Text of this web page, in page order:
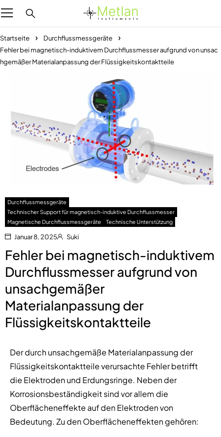
Startseite
Durchflussmessgeräte
Fehler bei magnetisch-induktivem Durchflussmesser aufgrund von unsac
hgemäßer Materialanpassung der Flüssigkeitskontaktteile
Durchflussmessgeräte
Technischer Support für magnetisch-induktive Durchflussmesser
Magnetische Durchflussmessgeräte
Technische Unterstützung
Januar 8, 2025 Suki
Fehler bei magnetisch-induktivem
Durchflussmesser aufgrund von
unsachgemäßer
Materialanpassung der
Flüssigkeitskontaktteile
Der durch unsachgemäße Materialanpassung der
Flüssigkeitskontaktteile verursachte Fehler betrifft
die Elektroden und Erdungsringe. Neben der
Korrosionsbeständigkeit sind vor allem die
Oberflächeneffekte auf den Elektroden von
Bedeutung. Zu den Oberflächeneffekten gehören: